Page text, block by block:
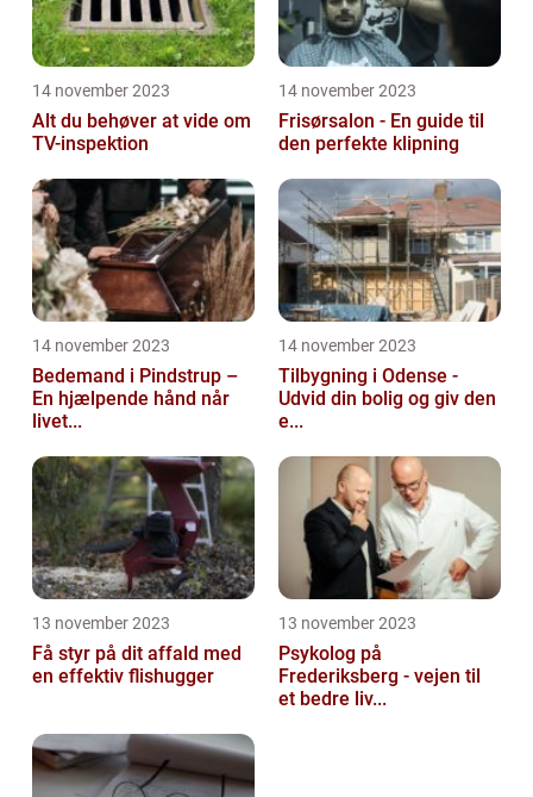
14 november 2023
Alt du behøver at vide om
TV-inspektion
14 november 2023
Frisørsalon - En guide til
den perfekte klipning
14 november 2023
Bedemand i Pindstrup –
En hjælpende hånd når
livet...
14 november 2023
Tilbygning i Odense -
Udvid din bolig og giv den
e...
13 november 2023
Få styr på dit affald med
en effektiv flishugger
13 november 2023
Psykolog på
Frederiksberg - vejen til
et bedre liv...